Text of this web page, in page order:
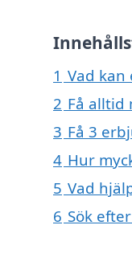
1 Vad
2 Få alltid
3 Få 3
4 Hur
5 Vad
6 Sök